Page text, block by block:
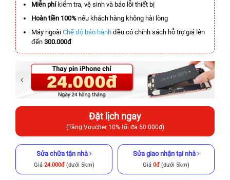
Miễn phíkiểm tra, vệ sinh và báo lỗi thiết bị
Hoàn tiền 100% nếu khách hàng không hài lòng
Máy ngoài Chế độ bảo hành đều có chính sách hỗ trợ giá lên
đến 300.000đ
Đặt lịch ngay
(Tặng Voucher 10% tối đa 50.000đ)
Sửa chữa tận nhà
Giá 24.000đ(dưới 5km)
Sửa giao nhận tại nhà
Giá 0đ (dưới 5km)